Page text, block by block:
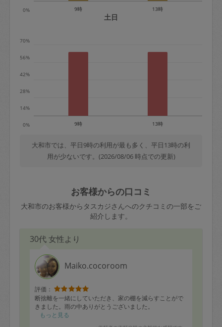
※キャンセル料金の設定について：
相当で料金設定されています。
0% 9時 13時
土日
0%
14%
28%
42%
56%
70%
9時 13時
大和市では、平日9時の利用が最も多く、平日13時の利
用が少ないです。(2026/08/06 時点での更新)
お客様からの口コミ
大和市のお客様からタスカジさんへのクチコミの一部をご
紹介します。
30代 女性より
Maiko.cocoroom
評価：
断捨離を一緒にしていただき、家の棚を減らすことがで
きました。雨の中ありがとうございました。
もっと見る